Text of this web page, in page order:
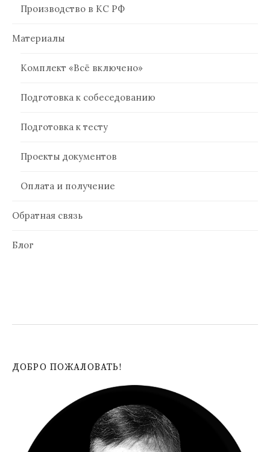
Производство в КС РФ
Материалы
Комплект «Всё включено»
Подготовка к собеседованию
Подготовка к тесту
Проекты документов
Оплата и получение
Обратная связь
Блог
ДОБРО ПОЖАЛОВАТЬ!